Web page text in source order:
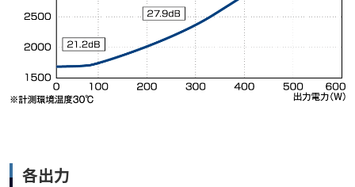
各出力